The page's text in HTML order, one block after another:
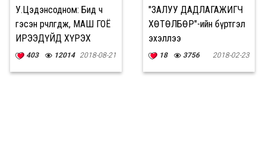
У.Цэдэнсодном: Бид ч
гэсэн өөрчлөгдөж, МАШ ГОЁ
ИРЭЭДҮЙД ХҮРЭХ
БОЛОМЖТОЙ
403 12014 2018-08-21
"ЗАЛУУ ДАДЛАГАЖИГЧ
ХӨТӨЛБӨР"-ийн бүртгэл
эхэллээ
18 3756 2018-02-23